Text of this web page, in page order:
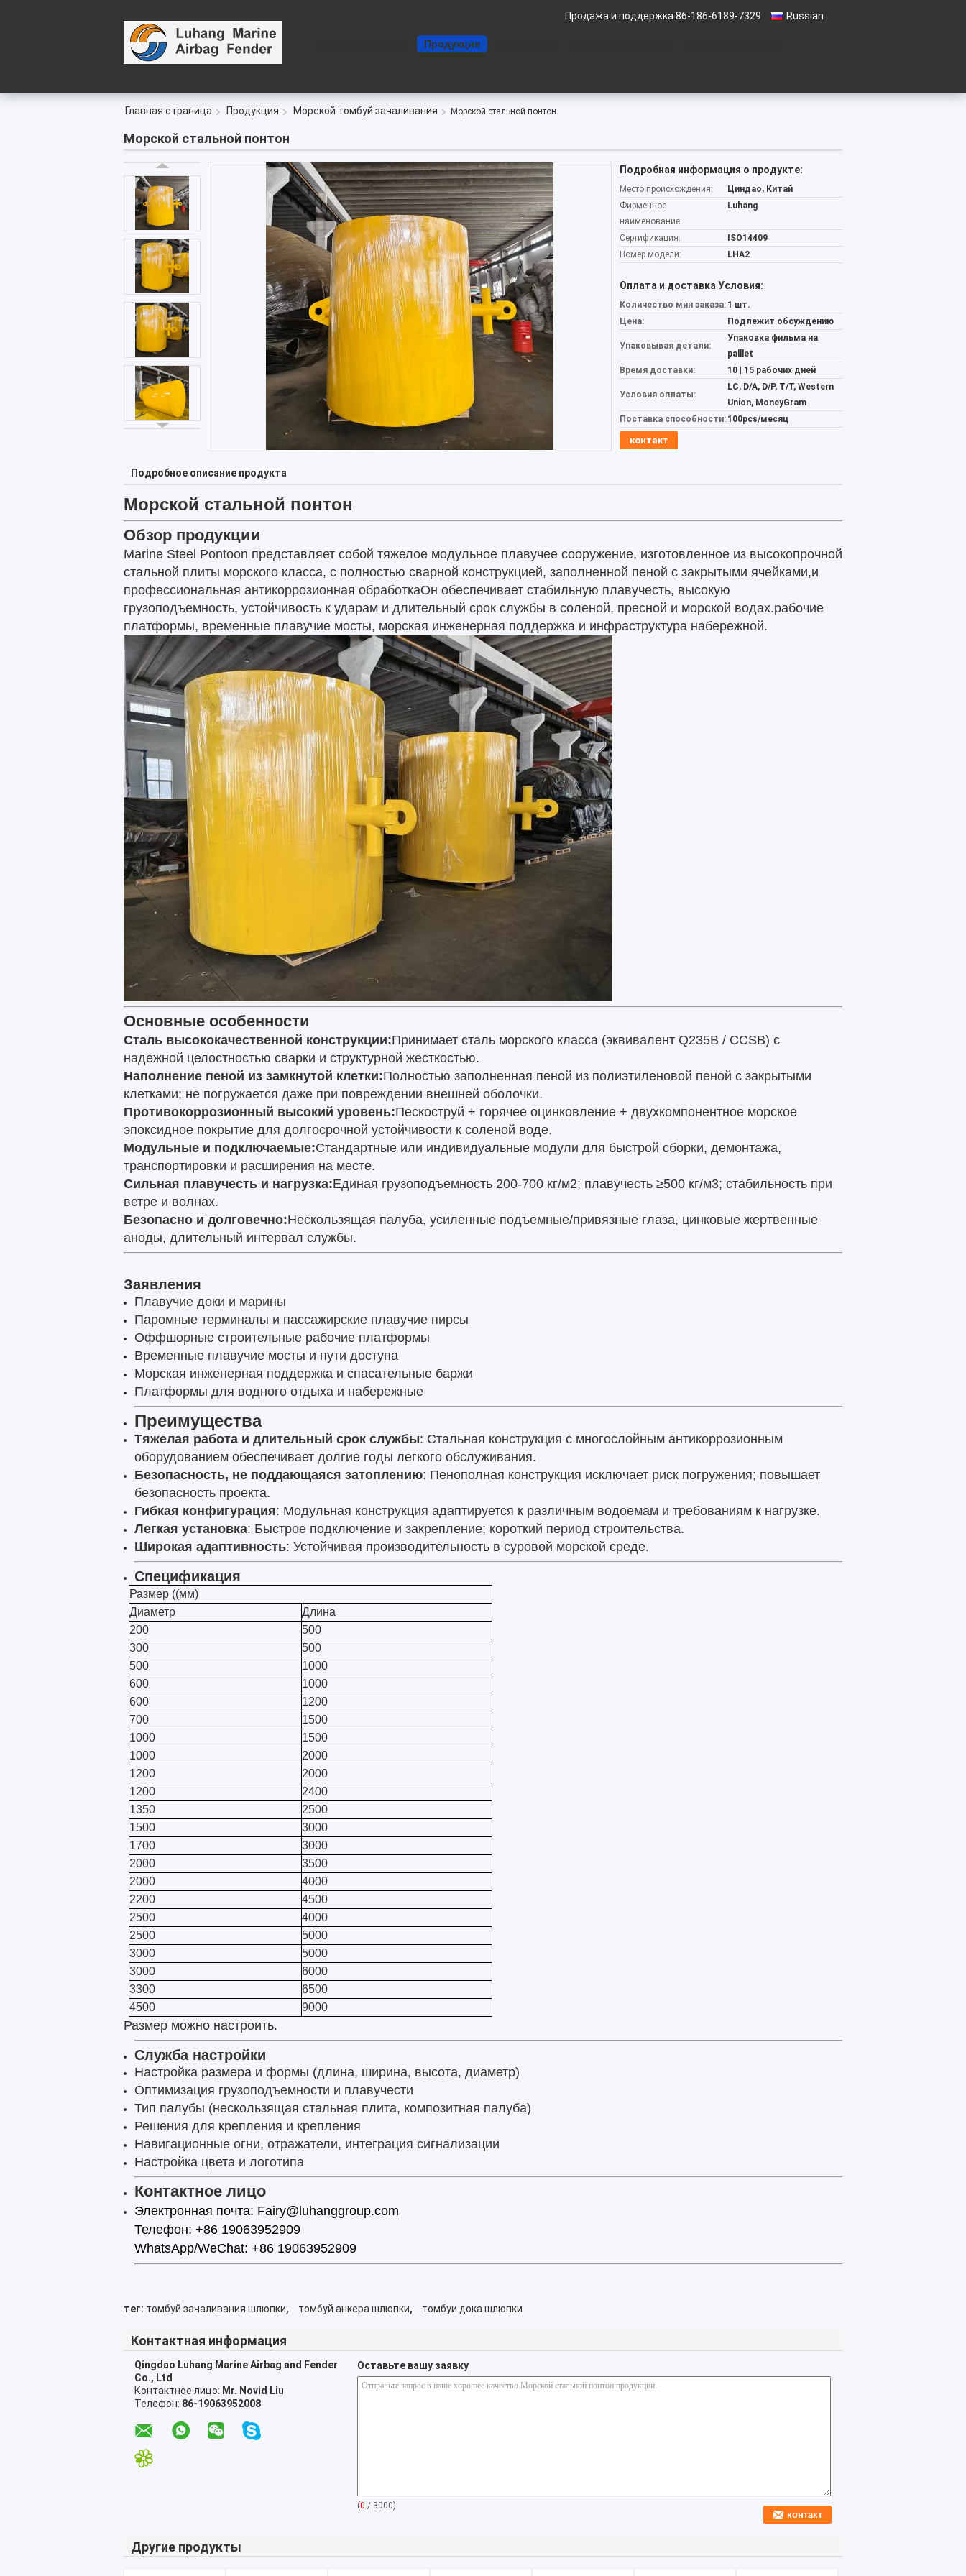
Russian
Продажа и поддержка:86-186-6189-7329
Продукция
Главная страница Продукция Морской томбуй зачаливания Морской стальной понтон
Морской стальной понтон
Подробная информация о продукте:
Место происхождения:
Циндао, Китай
Фирменное
наименование:
Luhang
Сертификация:
ISO14409
Номер модели:
LHA2
Оплата и доставка Условия:
Количество мин заказа: 1 шт.
Цена:
Подлежит обсуждению
Упаковывая детали:
Упаковка фильма на
palllet
Время доставки:
10 | 15 рабочих дней
Условия оплаты:
LC, D/A, D/P, T/T, Western
Union, MoneyGram
Поставка способности: 100pcs/месяц
контакт
Подробное описание продукта
Морской стальной понтон
Обзор продукции
Marine Steel Pontoon представляет собой тяжелое модульное плавучее сооружение, изготовленное из высокопрочной
стальной плиты морского класса, с полностью сварной конструкцией, заполненной пеной с закрытыми ячейками,и
профессиональная антикоррозионная обработкаОн обеспечивает стабильную плавучесть, высокую
грузоподъемность, устойчивость к ударам и длительный срок службы в соленой, пресной и морской водах.рабочие
платформы, временные плавучие мосты, морская инженерная поддержка и инфраструктура набережной.
Основные особенности
Сталь высококачественной конструкции:Принимает сталь морского класса (эквивалент Q235B / CCSB) с
надежной целостностью сварки и структурной жесткостью.
Наполнение пеной из замкнутой клетки:Полностью заполненная пеной из полиэтиленовой пеной с закрытыми
клетками; не погружается даже при повреждении внешней оболочки.
Противокоррозионный высокий уровень:Пескоструй + горячее оцинковление + двухкомпонентное морское
эпоксидное покрытие для долгосрочной устойчивости к соленой воде.
Модульные и подключаемые:Стандартные или индивидуальные модули для быстрой сборки, демонтажа,
транспортировки и расширения на месте.
Сильная плавучесть и нагрузка:Единая грузоподъемность 200-700 кг/м2; плавучесть ≥500 кг/м3; стабильность при
ветре и волнах.
Безопасно и долговечно:Нескользящая палуба, усиленные подъемные/привязные глаза, цинковые жертвенные
аноды, длительный интервал службы.
Заявления
Плавучие доки и марины
Паромные терминалы и пассажирские плавучие пирсы
Оффшорные строительные рабочие платформы
Временные плавучие мосты и пути доступа
Морская инженерная поддержка и спасательные баржи
Платформы для водного отдыха и набережные
Преимущества
Тяжелая работа и длительный срок службы: Стальная конструкция с многослойным антикоррозионным
оборудованием обеспечивает долгие годы легкого обслуживания.
Безопасность, не поддающаяся затоплению: Пенополная конструкция исключает риск погружения; повышает
безопасность проекта.
Гибкая конфигурация: Модульная конструкция адаптируется к различным водоемам и требованиям к нагрузке.
Легкая установка: Быстрое подключение и закрепление; короткий период строительства.
Широкая адаптивность: Устойчивая производительность в суровой морской среде.
Спецификация
Размер ((мм)
Диаметр
Длина
200
500
300
500
500
1000
600
1000
600
1200
700
1500
1000
1500
1000
2000
1200
2000
1200
2400
1350
2500
1500
3000
1700
3000
2000
3500
2000
4000
2200
4500
2500
4000
2500
5000
3000
5000
3000
6000
3300
6500
4500
9000
Размер можно настроить.
Служба настройки
Настройка размера и формы (длина, ширина, высота, диаметр)
Оптимизация грузоподъемности и плавучести
Тип палубы (нескользящая стальная плита, композитная палуба)
Решения для крепления и крепления
Навигационные огни, отражатели, интеграция сигнализации
Настройка цвета и логотипа
Контактное лицо
Электронная почта: Fairy@luhanggroup.com
Телефон: +86 19063952909
WhatsApp/WeChat: +86 19063952909
тег: томбуй зачаливания шлюпки, томбуй анкера шлюпки, томбуи дока шлюпки
Контактная информация
Qingdao Luhang Marine Airbag and Fender
Co., Ltd
Контактное лицо: Mr. Novid Liu
Телефон: 86-19063952008
Оставьте вашу заявку
(0 / 3000)
Другие продукты